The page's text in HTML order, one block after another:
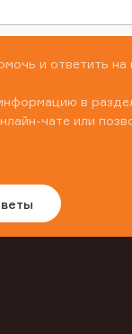
и ответить на
в
чате или